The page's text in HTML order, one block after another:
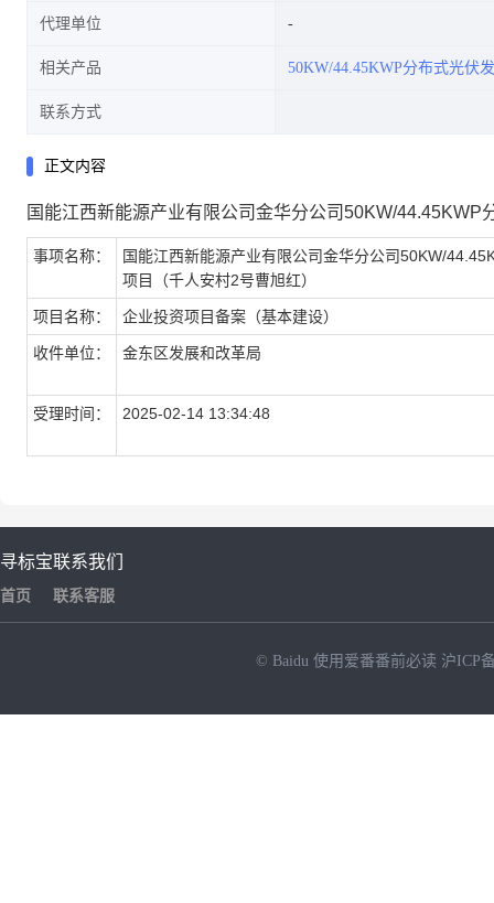
代理单位
相关产品 50KW/44.45KWP分布式光伏
联系方式
正文内容
国能江西新能源产业有限公司金华分公司50KW/
事项名称：
国能江西新能源产业有限公司金华分公司50KW/
项目（千人安村2号曹旭红）
项目名称： 企业投资项目备案（基本建设）
收件单位： 金东区发展和改革局
受理时间： 2025-02-14 13:34:48
寻标宝
首页
联系我们
联系客服
© Baidu 使用爱番番前必读 沪ICP